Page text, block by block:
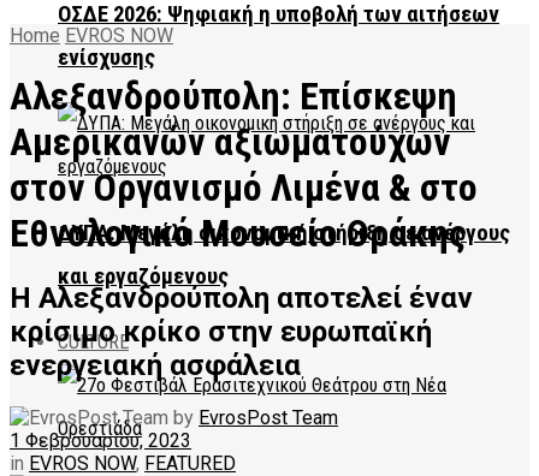
ΟΣΔΕ 2026: Ψηφιακή η υποβολή των αιτήσεων
ενίσχυσης
ΔΥΠΑ: Μεγάλη οικονομική στήριξη σε ανέργους
και εργαζόμενους
CULTURE
Home EVROS NOW
Αλεξανδρούπολη: Επίσκεψη
Αμερικανών αξιωματούχων
στον Οργανισμό Λιμένα & στο
Εθνολογικό Μουσείο Θράκης
Η Αλεξανδρούπολη αποτελεί έναν
κρίσιμο κρίκο στην ευρωπαϊκή
ενεργειακή ασφάλεια
by EvrosPost Team
1 Φεβρουαρίου, 2023
in EVROS NOW, FEATURED